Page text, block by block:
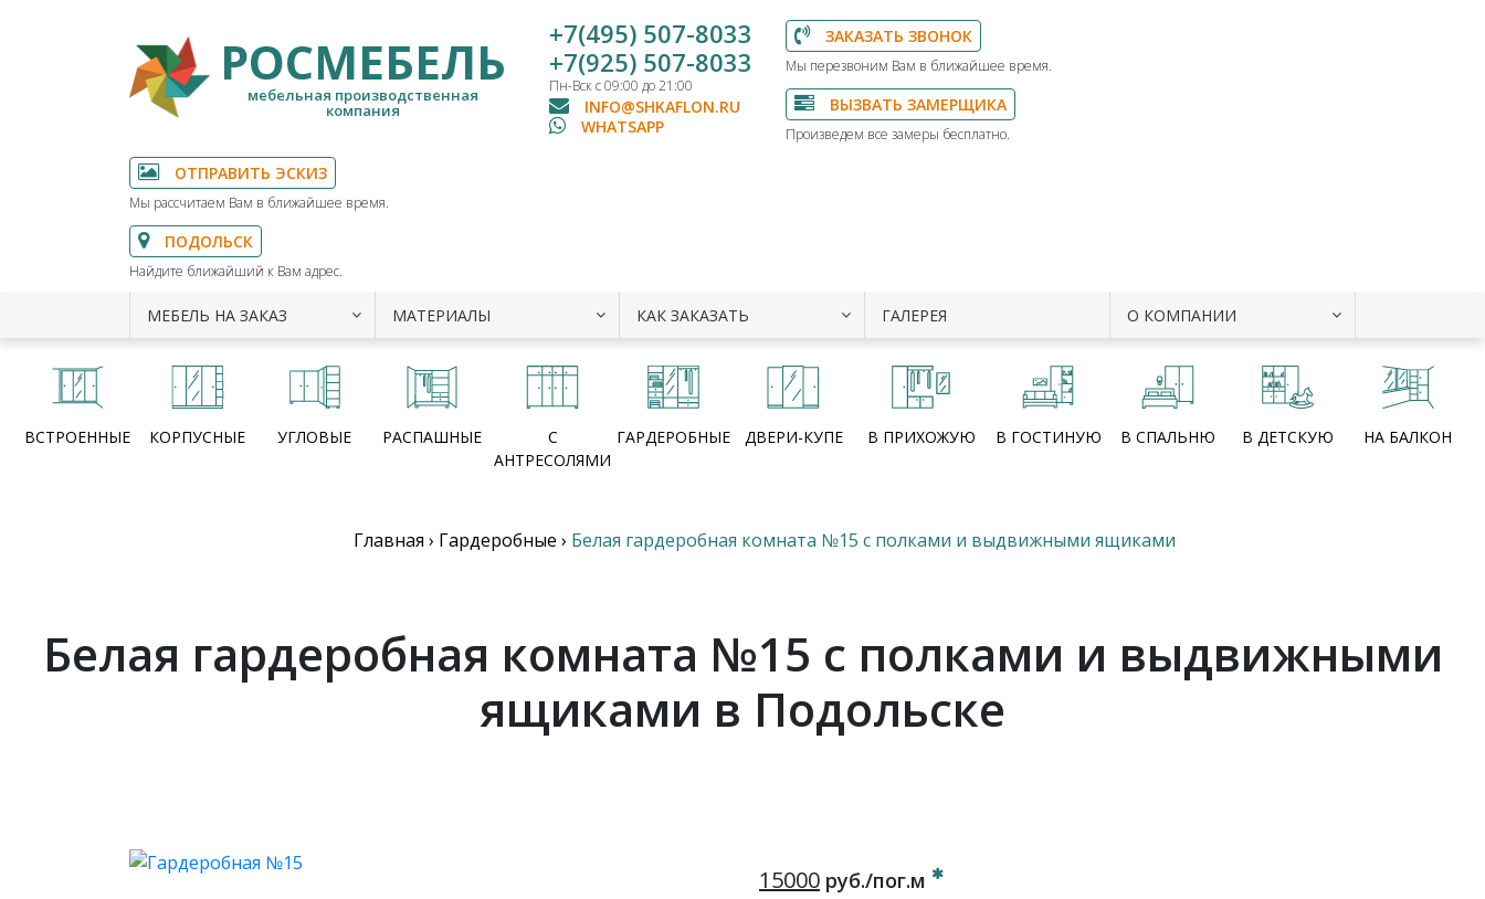
РОСМЕБЕЛЬ
мебельная производственная
компания
+7(495) 507-8033
+7(925) 507-8033
Пн-Вск с 09:00 до 21:00
INFO@SHKAFLON.RU
WHATSAPP
ЗАКАЗАТЬ ЗВОНОК
Мы перезвоним Вам в ближайшее время.
ВЫЗВАТЬ ЗАМЕРЩИКА
Произведем все замеры бесплатно.
ОТПРАВИТЬ ЭСКИЗ
Мы рассчитаем Вам в ближайшее время.
ПОДОЛЬСК
Найдите ближайший к Вам адрес.
МЕБЕЛЬ НА ЗАКАЗ МАТЕРИАЛЫ КАК ЗАКАЗАТЬ ГАЛЕРЕЯ О КОМПАНИИ
ВСТРОЕННЫЕ КОРПУСНЫЕ УГЛОВЫЕ РАСПАШНЫЕ
С
АНТРЕСОЛЯМИ
ГАРДЕРОБНЫЕ ДВЕРИ-КУПЕ В ПРИХОЖУЮ В ГОСТИНУЮ В СПАЛЬНЮ В ДЕТСКУЮ НА БАЛКОН
Главная › Гардеробные › Белая гардеробная комната №15 с полками и выдвижными ящиками
Белая гардеробная комната №15 с полками и выдвижными
ящиками в Подольске
15000 руб./пог.м